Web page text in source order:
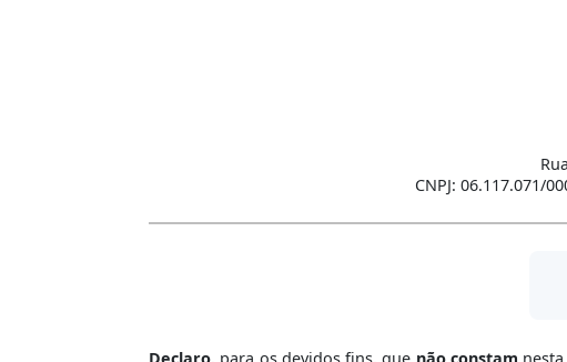
CNPJ: 06.117.071/
Declaro, para os devidos fins, que não constam